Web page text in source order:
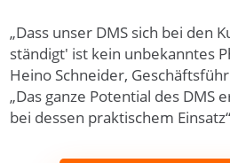
„Dass unser DMS sich bei den
ständigt' ist kein unbe­kanntes
Heino Schneider,
„Das ganze Poten­tial des DMS
bei des­sen prak­tischem